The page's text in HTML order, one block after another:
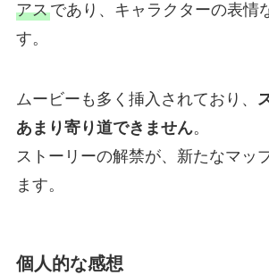
アスであり、キャラクターの表情
す。
ムービーも多く挿入されており、
あまり寄り道できません。
ストーリーの解禁が、新たなマッ
ます。
個人的な感想